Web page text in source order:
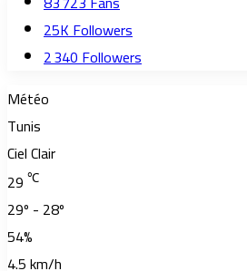
25KFollowers
2 340Followers
Météo
Tunis
Ciel Clair
29 ℃
29º - 28º
54%
4.5 km/h